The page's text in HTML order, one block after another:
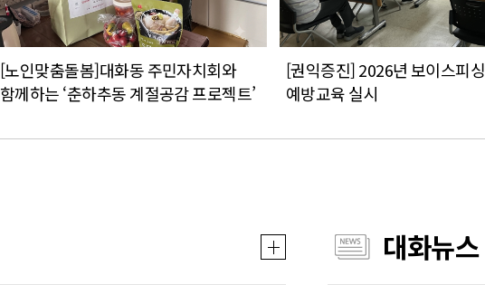
[노인맞춤돌봄]대화동 주민자치회와
함께하는 ‘춘하추동 계절공감 프로젝트’
[권익증진] 2026년 보이스피싱
예방교육 실시
대화뉴스